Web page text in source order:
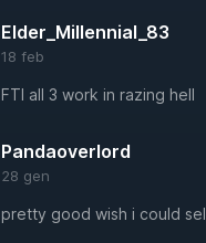
Elder_Millennial_83
18 feb
FTI all 3 work in razing hell
Pandaoverlord
28 gen
pretty good wish i could